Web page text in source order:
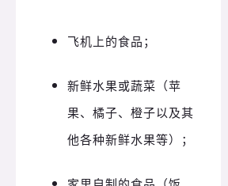
飞机上的食品；
新鲜水果或蔬菜（苹
果、橘子、橙子以及其
他各种新鲜水果等）；